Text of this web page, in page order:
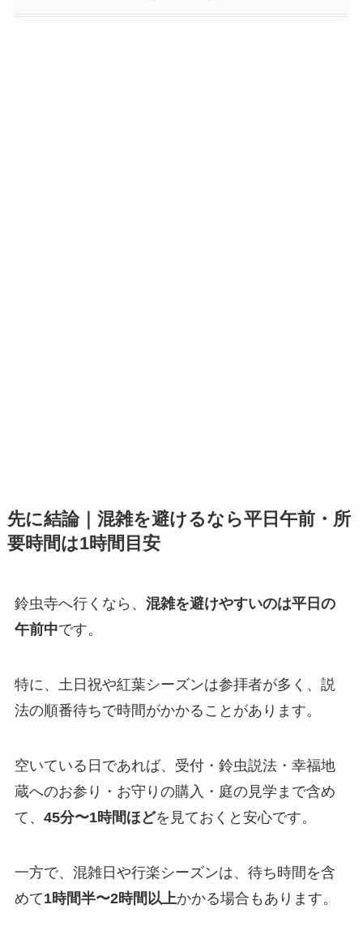
先に結論｜混雑を避けるなら平日午前・所
要時間は1時間目安
鈴虫寺へ行くなら、 混雑を避けやすいのは平日の
午前中です。
特に、土日祝や紅葉シーズンは参拝者が多く、説
法の順番待ちで時間がかかることがあります。
空いている日であれば、受付・鈴虫説法・幸福地
蔵へのお参り・お守りの購入・庭の見学まで含め
て、 45分〜1時間ほどを見ておくと安心です。
一方で、混雑日や行楽シーズンは、待ち時間を含
めて1時間半〜2時間以上かかる場合もあります。